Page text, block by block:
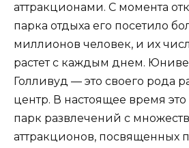
аттракционами. С момента
парка отдыха его посетило
миллионов человек, и их
растет с каждым днем.
Голливуд — это своего рода
центр. В настоящее время
парк развлечений с
аттракционов, посвященных